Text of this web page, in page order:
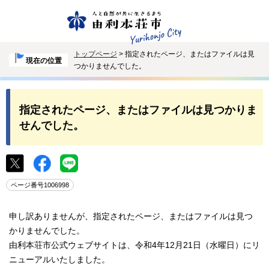
現在の位置
トップページ > 指定されたページ、またはファイルは見
つかりませんでした。
指定されたページ、またはファイルは見つかりま
せんでした。
ページ番号1006998
申し訳ありませんが、指定されたページ、またはファイルは見つ
かりませんでした。
由利本荘市公式ウェブサイトは、令和4年12月21日（水曜日）にリ
ニューアルいたしました。